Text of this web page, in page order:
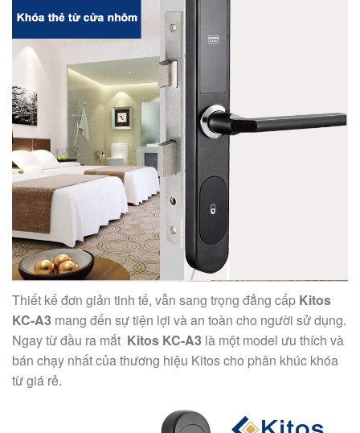
Thiết kế đơn giản tinh tế, vẫn sang trọng đẳng cấp Kitos
KC-A3 mang đến sự tiện lợi và an toàn cho người sử dụng.
Ngay từ đầu ra mắt Kitos KC-A3 là một model ưu thích và
bán chạy nhất của thương hiệu Kitos cho phân khúc khóa
từ giá rẻ.